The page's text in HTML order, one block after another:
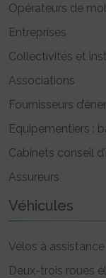
Opérateurs de
Entreprises
Collectivités et
Associations
Fournisseurs
Equipementiers :
Cabinets conseil
Assureurs
Véhicules
Vélos à
Deux-trois roues